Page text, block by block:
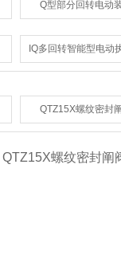
Q型部分回转电动
IQ多回转智能型电动
QTZ15X螺纹密封
QTZ15X螺纹密封阐